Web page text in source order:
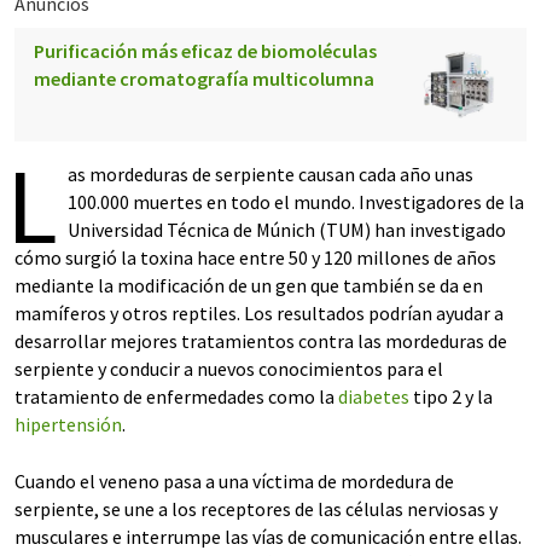
Purificación más eficaz de biomoléculas
mediante cromatografía multicolumna
L as mordeduras de serpiente causan cada año unas
100.000 muertes en todo el mundo. Investigadores de la
Universidad Técnica de Múnich (TUM) han investigado
cómo surgió la toxina hace entre 50 y 120 millones de años
mediante la modificación de un gen que también se da en
mamíferos y otros reptiles. Los resultados podrían ayudar a
desarrollar mejores tratamientos contra las mordeduras de
serpiente y conducir a nuevos conocimientos para el
tratamiento de enfermedades como la diabetes tipo 2 y la
hipertensión.
Cuando el veneno pasa a una víctima de mordedura de
serpiente, se une a los receptores de las células nerviosas y
musculares e interrumpe las vías de comunicación entre ellas.